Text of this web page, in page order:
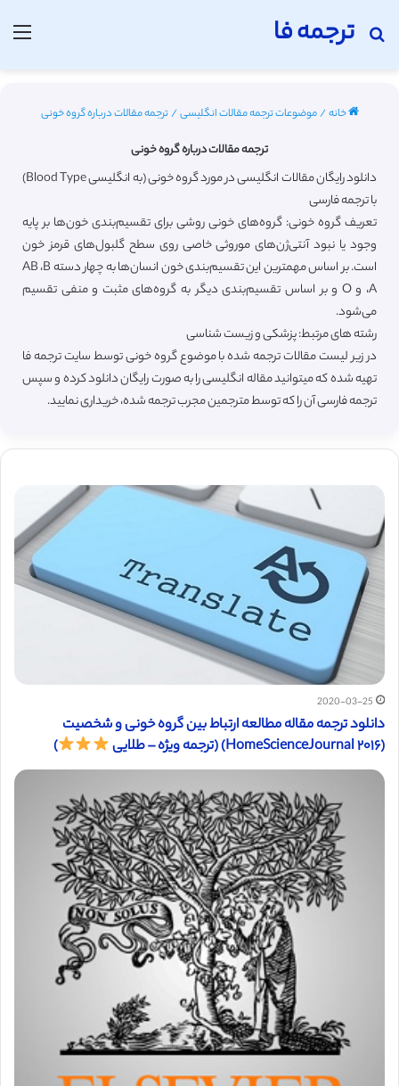
ترجمه فا
جستجو برای
خانه/موضوعات ترجمه مقالات انگلیسی/ترجمه مقالات درباره گروه خونی
ترجمه مقالات درباره گروه خونی
دانلود رایگان مقالات انگلیسی در مورد گروه خونی (به انگلیسی Blood Type)
با ترجمه فارسی
تعریف گروه خونی: گروه‌های خونی روشی برای تقسیم‌بندی خون‌ها بر پایه
وجود یا نبود آنتی‌ژن‌های موروثی خاصی روی سطح گلبول‌های قرمز خون
است. بر اساس مهمترین این تقسیم‌بندی خون انسان‌ها به چهار دسته AB ،B
،A و O و بر اساس تقسیم‌بندی دیگر به گروه‌های مثبت و منفی تقسیم
می‌شود.
رشته های مرتبط: پزشکی و زیست شناسی
در زیر لیست مقالات ترجمه شده با موضوع گروه خونی توسط سایت ترجمه فا
تهیه شده که میتوانید مقاله انگلیسی را به صورت رایگان دانلود کرده و سپس
ترجمه فارسی آن را که توسط مترجمین مجرب ترجمه شده، خریداری نمایید.
2020-03-25
دانلود ترجمه مقاله مطالعه ارتباط بین گروه خونی و شخصیت
(HomeScienceJournal ۲۰۱۶) (ترجمه ویژه – طلایی
)